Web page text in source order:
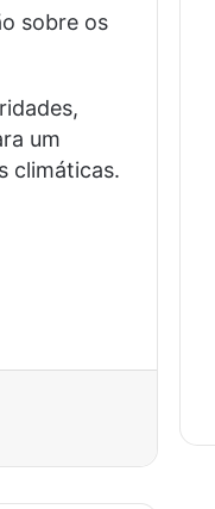
sobre os
um
climáticas.